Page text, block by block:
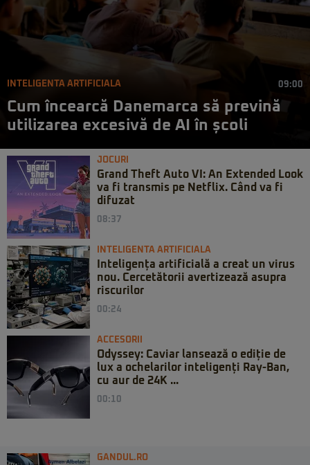
INTELIGENTA ARTIFICIALA 09:00
Cum încearcă Danemarca să prevină
utilizarea excesivă de AI în școli
JOCURI
Grand Theft Auto VI: An Extended Look
va fi transmis pe Netflix. Când va fi
difuzat
08:37
INTELIGENTA ARTIFICIALA
Inteligența artificială a creat un virus
nou. Cercetătorii avertizează asupra
riscurilor
00:24
ACCESORII
Odyssey: Caviar lansează o ediție de
lux a ochelarilor inteligenți Ray-Ban,
cu aur de 24K ...
00:10
GANDUL.RO